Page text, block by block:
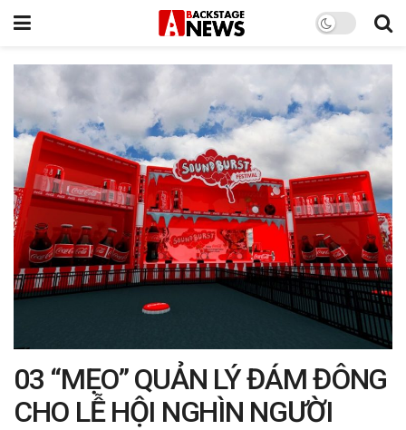
03 “MẸO” QUẢN LÝ ĐÁM ĐÔNG
CHO LỄ HỘI NGHÌN NGƯỜI